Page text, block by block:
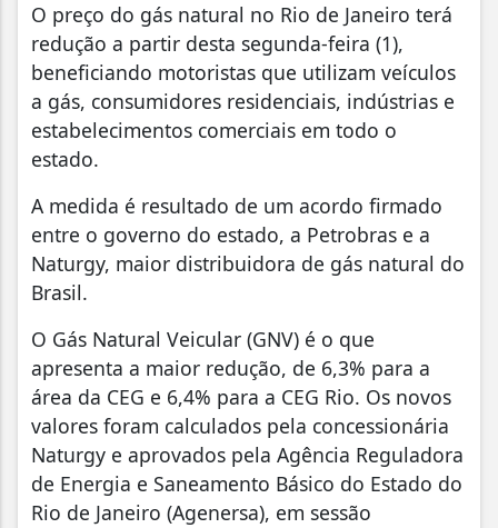
O preço do gás natural no Rio de Janeiro terá
redução a partir desta segunda-feira (1),
beneficiando motoristas que utilizam veículos
a gás, consumidores residenciais, indústrias e
estabelecimentos comerciais em todo o
estado.
A medida é resultado de um acordo firmado
entre o governo do estado, a Petrobras e a
Naturgy, maior distribuidora de gás natural do
Brasil.
O Gás Natural Veicular (GNV) é o que
apresenta a maior redução, de 6,3% para a
área da CEG e 6,4% para a CEG Rio. Os novos
valores foram calculados pela concessionária
Naturgy e aprovados pela Agência Reguladora
de Energia e Saneamento Básico do Estado do
Rio de Janeiro (Agenersa), em sessão